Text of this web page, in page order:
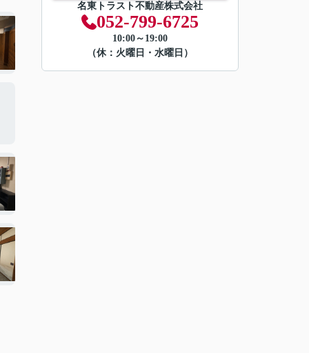
名東トラスト不動産株式会社
052-799-6725
10:00～19:00
（休：火曜日・水曜日）